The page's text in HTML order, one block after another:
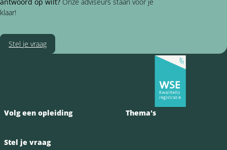
Facebook
Volg een opleiding Thema's
Stel je vraag
klaar!
Stel je vraag